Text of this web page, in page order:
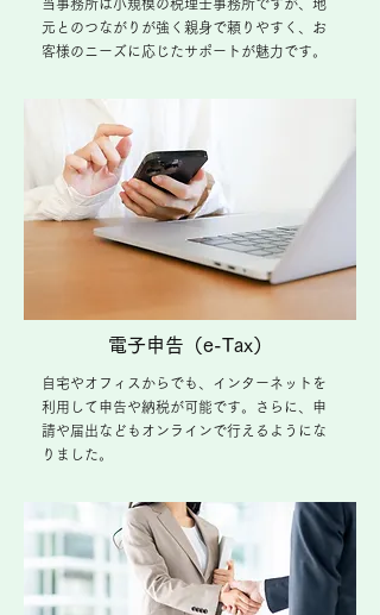
当事務所は小規模の税理士事務所ですが、地
元とのつながりが強く親身で頼りやすく、お
客様のニーズに応じたサポートが魅力です。
電子申告（e-Tax）
自宅やオフィスからでも、インターネットを
利用して申告や納税が可能です。さらに、申
請や届出などもオンラインで行えるようにな
りました。